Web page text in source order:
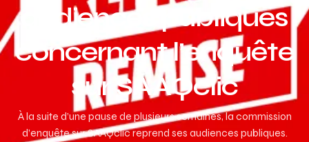
audiences publiques
concernant l’enquête
sur SAAQclic
À la suite d’une pause de plusieurs semaines, la commission
d’enquête sur SAAQclic reprend ses audiences publiques.